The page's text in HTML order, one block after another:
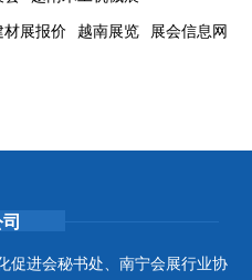
材展报价 越南展览
展会信息网
促进会秘书处、南宁会展行业协